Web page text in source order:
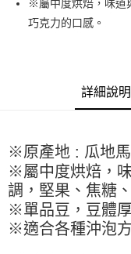
街口支付
【關於「AFTEE先享後付
AFTEE先享後付是「在收
便利好安心！
１．簡單：不需註冊會員
２．便利：只要手機號碼
３．安心：先確認商品／
ATM付款
運送方式
全家取貨付款-重量限制
※屬中度烘焙，味道
巧克力的口感。
詳細說明
※原產地 : 瓜地馬
※屬中度烘焙，
調，堅果、焦糖
※單品豆，豆體
※適合各種沖泡